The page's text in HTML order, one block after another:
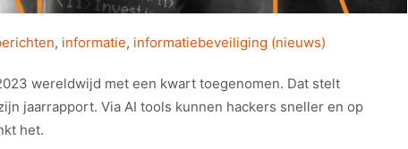
, informatie, informatiebeveiliging (nieuws)
wereldwijd met een kwart toegenomen. Dat stelt
jaarrapport. Via AI tools kunnen hackers sneller en op
het.